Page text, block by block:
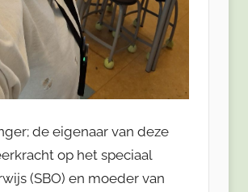
de eigenaar van deze
op het speciaal
(SBO) en moeder van